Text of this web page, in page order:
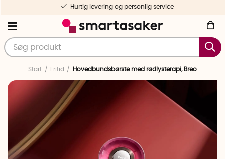
Hurtig levering og personlig service
Start Fritid Hovedbundsbørste med rødlysterapi, Breo